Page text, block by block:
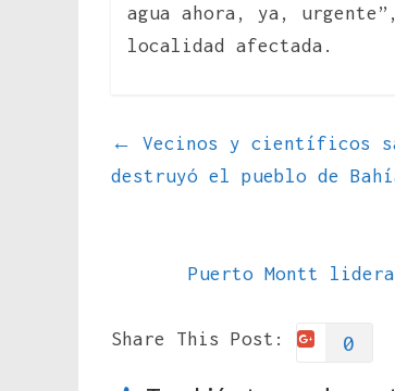
agua ahora, ya,
localidad afectada.
←
Vecinos y científicos
destruyó el pueblo de
Puerto Montt
Share This Post: 0